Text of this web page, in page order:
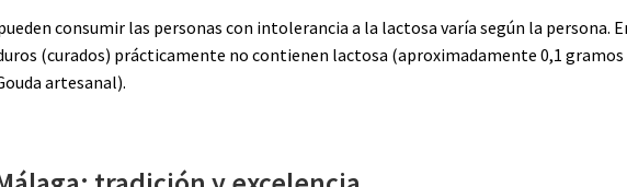
consumir las personas con intolerancia a la lactosa varía según la persona.
(curados) prácticamente no contienen lactosa (aproximadamente 0,1
artesanal).